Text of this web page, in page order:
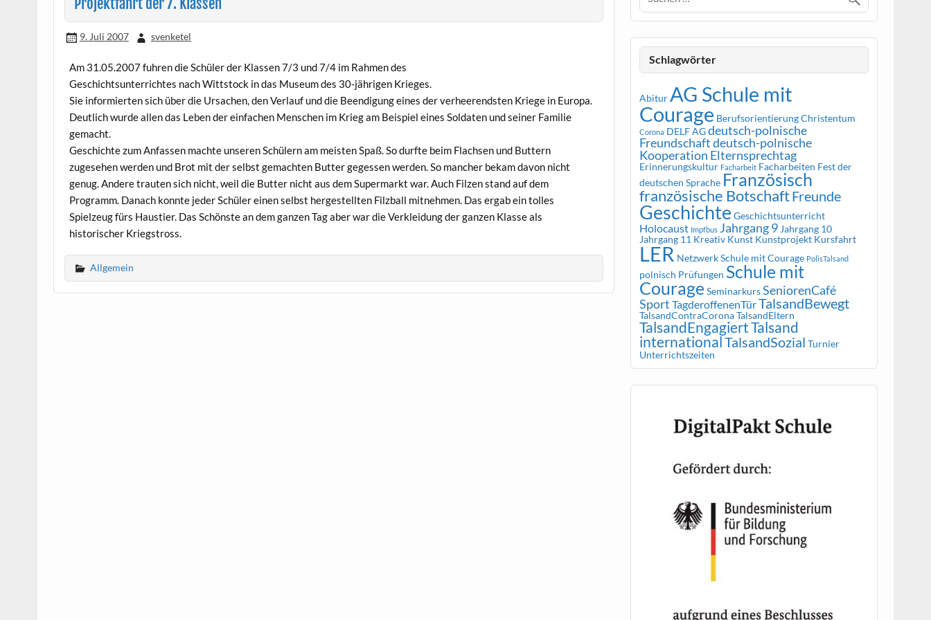
9. Juli 2007 svenketel
Am 31.05.2007 fuhren die Schüler der Klassen 7/3 und 7/4 im Rahmen des
Geschichtsunterrichtes nach Wittstock in das Museum des 30-jährigen Krieges.
Sie informierten sich über die Ursachen, den Verlauf und die Beendigung eines der verheerendsten Kriege in Europa.
Deutlich wurde allen das Leben der einfachen Menschen im Krieg am Beispiel eines Soldaten und seiner Familie
gemacht.
Geschichte zum Anfassen machte unseren Schülern am meisten Spaß. So durfte beim Flachsen und Buttern
zugesehen werden und Brot mit der selbst gemachten Butter gegessen werden. So mancher bekam davon nicht
genug. Andere trauten sich nicht, weil die Butter nicht aus dem Supermarkt war. Auch Filzen stand auf dem
Programm. Danach konnte jeder Schüler einen selbst hergestellten Filzball mitnehmen. Das ergab ein tolles
Spielzeug fürs Haustier. Das Schönste an dem ganzen Tag aber war die Verkleidung der ganzen Klasse als
historischer Kriegstross.
Allgemein
Schlagwörter
AbiturAG Schule mit
Courage BerufsorientierungChristentum
Corona DELF AGdeutsch-polnische
Freundschaftdeutsch-polnische
Kooperation Elternsprechtag
Erinnerungskultur Facharbeit Facharbeiten Fest der
deutschen Sprache Französisch
französische BotschaftFreunde
Geschichte Geschichtsunterricht
Holocaust Impfbus Jahrgang 9 Jahrgang 10
Jahrgang 11 Kreativ Kunst Kunstprojekt Kursfahrt
LER Netzwerk Schule mit Courage PolisTalsand
polnisch Prüfungen Schule mit
Courage SeminarkursSeniorenCafé
Sport TagderoffenenTürTalsandBewegt
TalsandContraCoronaTalsandEltern
TalsandEngagiertTalsand
internationalTalsandSozial Turnier
Unterrichtszeiten